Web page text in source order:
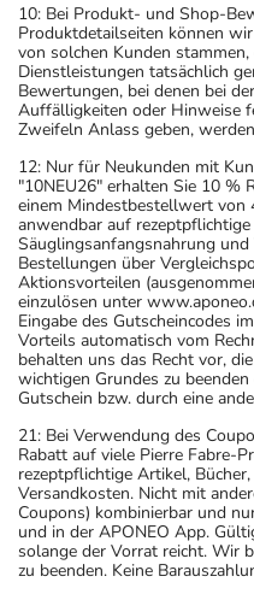
10: Bei Produkt- und Shop-
Produktdetailseiten können
von solchen Kunden
Dienstleistungen tatsächlich
Bewertungen, bei denen bei
Auffälligkeiten oder Hinweise
Zweifeln Anlass geben,
12: Nur für Neukunden mit
"10NEU26" erhalten Sie 10 %
einem Mindestbestellwert von
anwendbar auf
Säuglingsanfangsnahrung
Bestellungen über
Aktionsvorteilen
einzulösen unter
Eingabe des Gutscheincodes
Vorteils automatisch vom
behalten uns das Recht vor,
wichtigen Grundes zu
Gutschein bzw. durch eine
21: Bei Verwendung des
Rabatt auf viele Pierre Fabre-
rezeptpflichtige Artikel,
Versandkosten. Nicht mit
Coupons) kombinierbar und
und in der APONEO App.
solange der Vorrat reicht. Wir
zu beenden. Keine